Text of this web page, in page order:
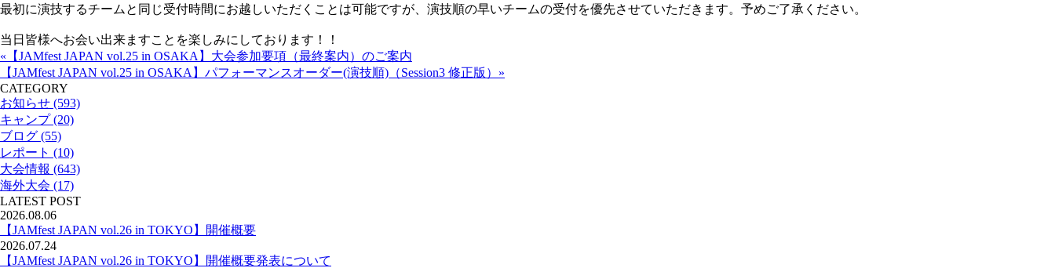
最初に演技するチームと同じ受付時間にお越しいただくことは可能ですが、演技順の早いチームの受付を優先させていただきます。予めご了承ください。
当日皆様へお会い出来ますことを楽しみにしております！！
«【JAMfest JAPAN vol.25 in OSAKA】大会参加要項（最終案内）のご案内
【JAMfest JAPAN vol.25 in OSAKA】パフォーマンスオーダー(演技順)（Session3 修正版）»
CATEGORY
お知らせ (593)
キャンプ (20)
ブログ (55)
レポート (10)
大会情報 (643)
海外大会 (17)
LATEST POST
2026.08.06
【JAMfest JAPAN vol.26 in TOKYO】開催概要
2026.07.24
【JAMfest JAPAN vol.26 in TOKYO】開催概要発表について